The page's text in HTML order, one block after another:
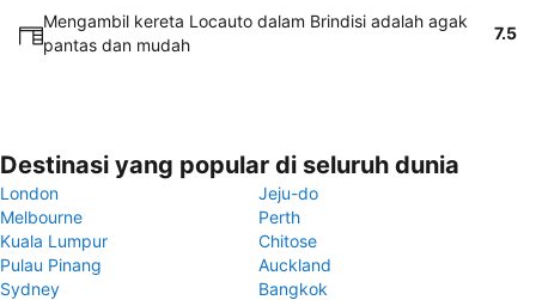
Mengambil kereta Locauto dalam Brindisi adalah agak
pantas dan mudah
7.5
Destinasi yang popular di seluruh dunia
London
Jeju-do
Melbourne
Perth
Kuala Lumpur
Chitose
Pulau Pinang
Auckland
Sydney
Bangkok